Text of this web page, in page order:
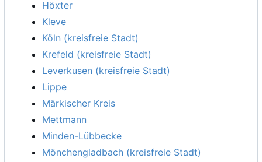
Höxter
Kleve
Köln (kreisfreie Stadt)
Krefeld (kreisfreie Stadt)
Leverkusen (kreisfreie Stadt)
Lippe
Märkischer Kreis
Mettmann
Minden-Lübbecke
Mönchengladbach (kreisfreie Stadt)